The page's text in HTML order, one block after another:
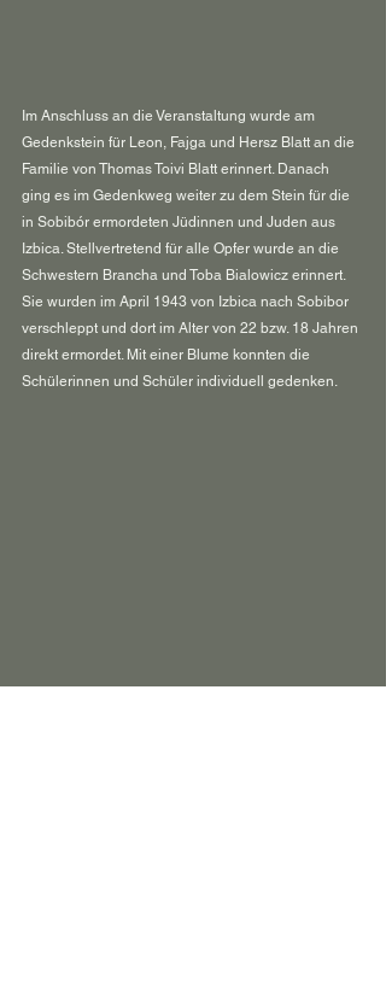
Im Anschluss an die Veranstaltung wurde am
Gedenkstein für Leon, Fajga und Hersz Blatt an die
Familie von Thomas Toivi Blatt erinnert. Danach
ging es im Gedenkweg weiter zu dem Stein für die
in Sobibór ermordeten Jüdinnen und Juden aus
Izbica. Stellvertretend für alle Opfer wurde an die
Schwestern Brancha und Toba Bialowicz erinnert.
Sie wurden im April 1943 von Izbica nach Sobibor
verschleppt und dort im Alter von 22 bzw. 18 Jahren
direkt ermordet. Mit einer Blume konnten die
Schülerinnen und Schüler individuell gedenken.